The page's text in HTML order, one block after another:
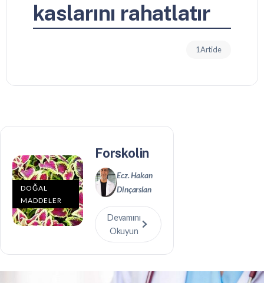
kaslarını rahatlatır
1 Article
DOĞAL
MADDELER
Forskolin
Ecz. Hakan
Dinçarslan
Devamını
Okuyun